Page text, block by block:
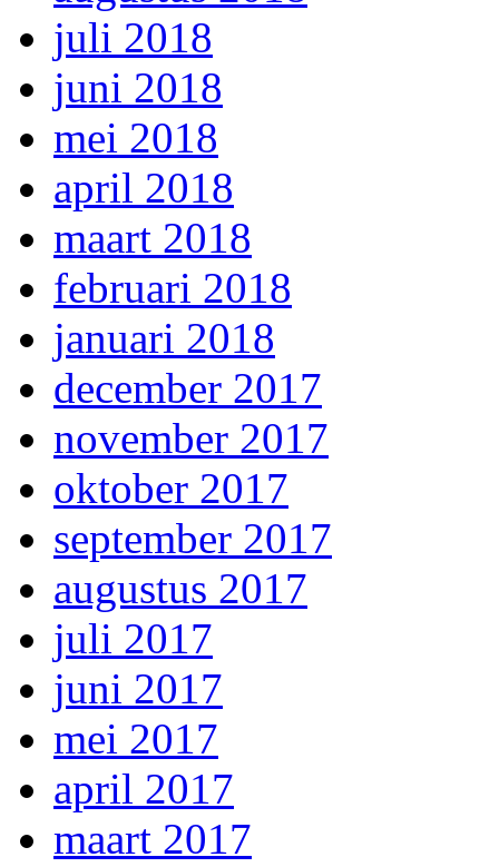
juli 2018
juni 2018
mei 2018
april 2018
maart 2018
februari 2018
januari 2018
december 2017
november 2017
oktober 2017
september 2017
augustus 2017
juli 2017
juni 2017
mei 2017
april 2017
maart 2017